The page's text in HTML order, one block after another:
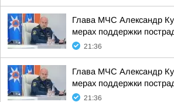
Глава МЧС Александр
мерах поддержки
21:36
Глава МЧС Александр
мерах поддержки
21:36